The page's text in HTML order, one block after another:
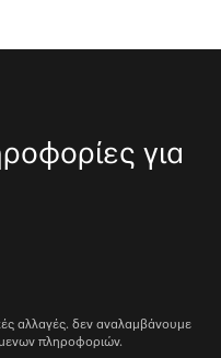
για
αλλαγές. δεν αναλαμβάνουμε
πληροφοριών.